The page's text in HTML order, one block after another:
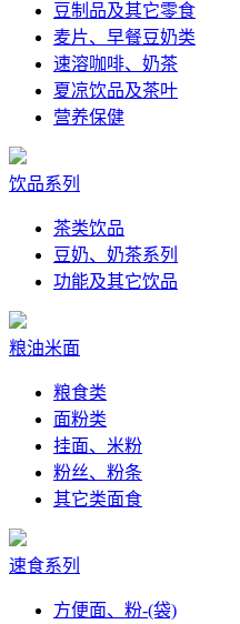
豆制品及其它零食
麦片、早餐豆奶类
速溶咖啡、奶茶
夏凉饮品及茶叶
营养保健
饮品系列
茶类饮品
豆奶、奶茶系列
功能及其它饮品
粮油米面
粮食类
面粉类
挂面、米粉
粉丝、粉条
其它类面食
速食系列
方便面、粉-(袋)